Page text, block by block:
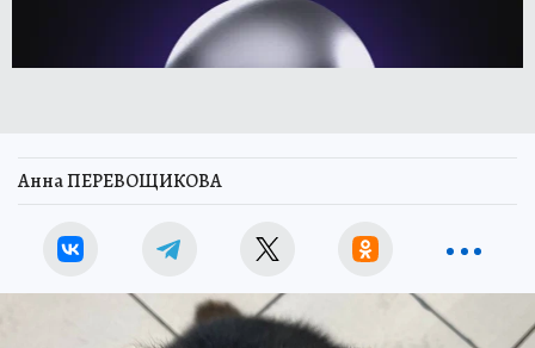
Анна ПЕРЕВОЩИКОВА